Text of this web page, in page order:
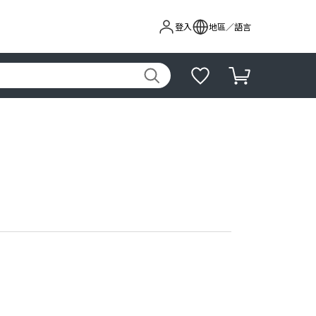
登入 地區／語言